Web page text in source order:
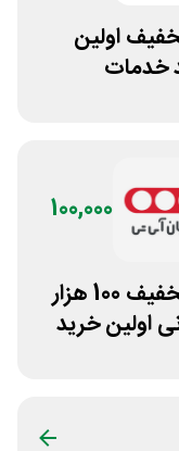
اولین
خدمات
100,000
کد تخفیف 100 هزار
اولین خرید